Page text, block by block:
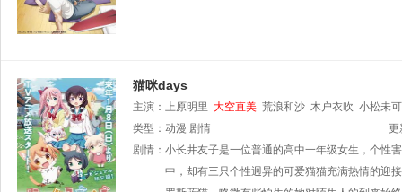
猫咪days
主演： 上原明里 大空直美 荒浪和沙 木户衣吹 小松未
类型： 动漫 剧情
更
剧情： 小长井友子是一位普通的高中一年级女生，个性
中，却有三只个性迥异的可爱猫猫充满热情的迎